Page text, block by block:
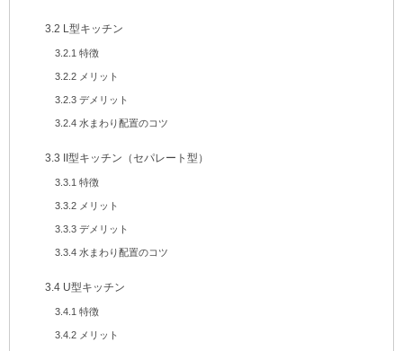
3.2 L型キッチン
3.2.1 特徴
3.2.2 メリット
3.2.3 デメリット
3.2.4 水まわり配置のコツ
3.3 II型キッチン（セパレート型）
3.3.1 特徴
3.3.2 メリット
3.3.3 デメリット
3.3.4 水まわり配置のコツ
3.4 U型キッチン
3.4.1 特徴
3.4.2 メリット